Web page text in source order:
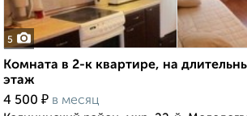
5
Комната в 2-к квартире, на
этаж
4 500 ₽ в месяц